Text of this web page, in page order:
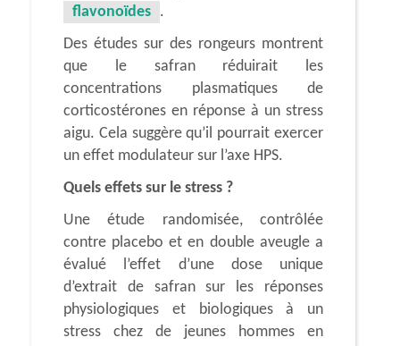
flavonoïdes .
Des études sur des rongeurs montrent
que le safran réduirait les
concentrations plasmatiques de
corticostérones en réponse à un stress
aigu. Cela suggère qu’il pourrait exercer
un effet modulateur sur l’axe HPS.
Quels effets sur le stress ?
Une étude randomisée, contrôlée
contre placebo et en double aveugle a
évalué l’effet d’une dose unique
d’extrait de safran sur les réponses
physiologiques et biologiques à un
stress chez de jeunes hommes en